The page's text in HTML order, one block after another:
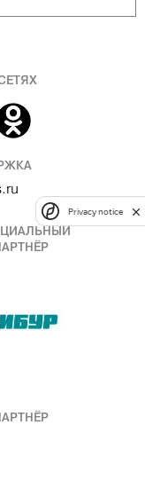
Privacy notice